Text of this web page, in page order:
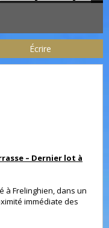
Écrire
– Dernier lot à
à Frelinghien, dans un
immédiate des